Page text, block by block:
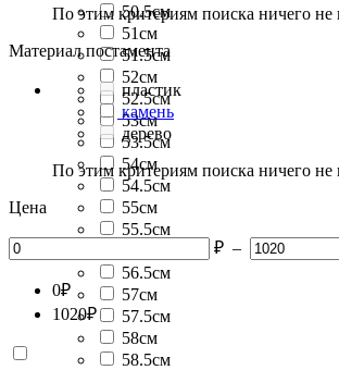
50.5см
51см
51.5см
52см
52.5см
53см
53.5см
54см
54.5см
55см
55.5см
56.5см
57см
57.5см
58см
58.5см
По этим критериям поиска ничего не
Материал постамента
пластик
камень
дерево
По этим критериям поиска ничего не
Цена
₽ –
0₽
1020₽